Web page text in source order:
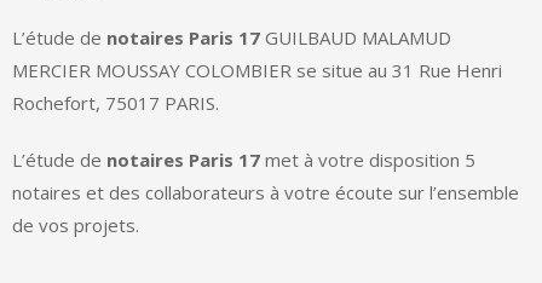
L’étude de notaires Paris 17 GUILBAUD MALAMUD
MERCIER MOUSSAY COLOMBIER se situe au 31 Rue Henri
Rochefort, 75017 PARIS.
L’étude de notaires Paris 17 met à votre disposition 5
notaires et des collaborateurs à votre écoute sur l’ensemble
de vos projets.